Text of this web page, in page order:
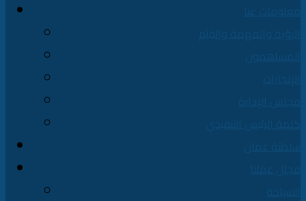
معلومات عنا
الرؤية والمهمة والقِيَم
المساهمون
الإنجازات
مجلس الإدارة
كلمة الرئيس التنفيذي
سلطنة عمان
مجال عملنا
السياحة